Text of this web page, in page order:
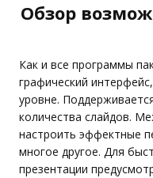
Обзор
Как и все программы
графический
уровне.
количества слайдов.
настроить эффектные
многое другое. Для
презентации